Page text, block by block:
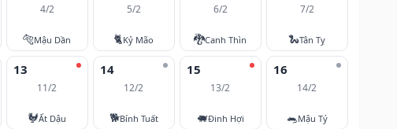
4/2
🐅Mậu Dần
5/2
🐈Kỷ Mão
6/2
🐉Canh Thìn
7/2
🐍Tân Tỵ
13
11/2
🐓Ất Dậu
14
12/2
🐕Bính Tuất
15
13/2
🐖Đinh Hợi
16
14/2
🐀Mậu Tý